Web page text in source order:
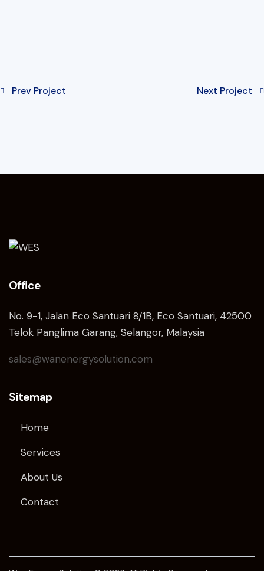
Prev Project Next Project
Office
No. 9-1, Jalan Eco Santuari 8/1B, Eco Santuari, 42500
Telok Panglima Garang, Selangor, Malaysia
sales@wanenergysolution.com
Sitemap
Home
Services
About Us
Contact